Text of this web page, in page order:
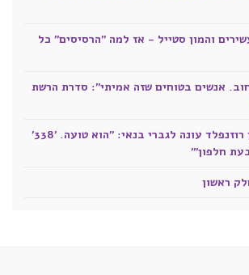
והמון סטייל - אז למה "הרסיסים" כל
אנשים בטוחים שזה אמיתי": סדרת הרשת
פתטי? הכותב אילן רוזנפלד עונה לגברי בנאי: "הוא טועה. '338'
חלפון'"
ראשון